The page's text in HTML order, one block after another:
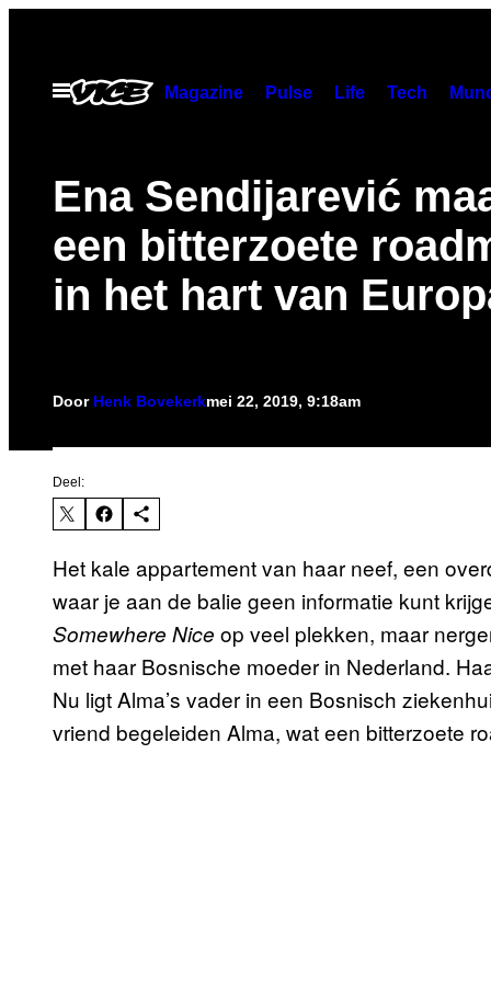
Open
menu
Magazine Pulse Life Tech
Ena Sendijarević
een bitterzoete
in het hart van
Door Henk Bovekerkmei 22, 2019, 9:18am
Deel:
Het kale appartement van haar neef, een
waar je aan de balie geen informatie kunt
Somewhere Nice op veel plekken, maar
met haar Bosnische moeder in Nederland.
Nu ligt Alma’s vader in een Bosnisch
vriend begeleiden Alma, wat een bitterzoete